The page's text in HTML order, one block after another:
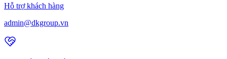
Hỗ trợ khách hàng
admin@dkgroup.vn